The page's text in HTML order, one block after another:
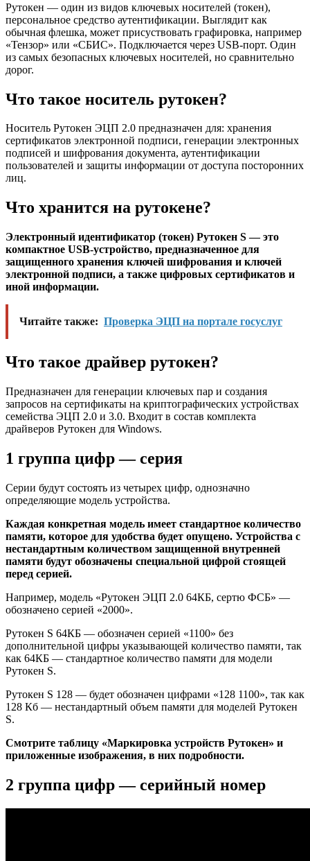
Рутокен — один из видов ключевых носителей (токен),
персональное средство аутентификации. Выглядит как
обычная флешка, может присуствовать графировка, например
«Тензор» или «СБИС». Подключается через USB-порт. Один
из самых безопасных ключевых носителей, но сравнительно
дорог.
Что такое носитель рутокен?
Носитель Рутокен ЭЦП 2.0 предназначен для: хранения
сертификатов электронной подписи, генерации электронных
подписей и шифрования документа, аутентификации
пользователей и защиты информации от доступа посторонних
лиц.
Что хранится на рутокене?
Электронный идентификатор (токен) Рутокен S — это
компактное USB-устройство, предназначенное для
защищенного хранения ключей шифрования и ключей
электронной подписи, а также цифровых сертификатов и
иной информации.
Читайте также: Проверка ЭЦП на портале госуслуг
Что такое драйвер рутокен?
Предназначен для генерации ключевых пар и создания
запросов на сертификаты на криптографических устройствах
семейства ЭЦП 2.0 и 3.0. Входит в состав комплекта
драйверов Рутокен для Windows.
1 группа цифр — серия
Серии будут состоять из четырех цифр, однозначно
определяющие модель устройства.
Каждая конкретная модель имеет стандартное количество
памяти, которое для удобства будет опущено. Устройства с
нестандартным количеством защищенной внутренней
памяти будут обозначены специальной цифрой стоящей
перед серией.
Например, модель «Рутокен ЭЦП 2.0 64КБ, сертю ФСБ» —
обозначено серией «2000».
Рутокен S 64КБ — обозначен серией «1100» без
дополнительной цифры указывающей количество памяти, так
как 64КБ — стандартное количество памяти для модели
Рутокен S.
Рутокен S 128 — будет обозначен цифрами «128 1100», так как
128 Кб — нестандартный объем памяти для моделей Рутокен
S.
Смотрите таблицу «Маркировка устройств Рутокен» и
приложенные изображения, в них подробности.
2 группа цифр — серийный номер